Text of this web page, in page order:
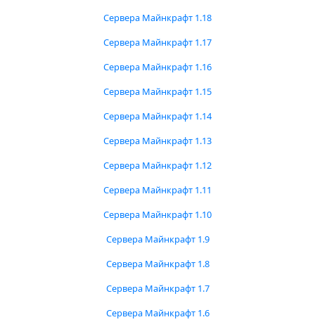
Сервера Майнкрафт 1.18
Сервера Майнкрафт 1.17
Сервера Майнкрафт 1.16
Сервера Майнкрафт 1.15
Сервера Майнкрафт 1.14
Сервера Майнкрафт 1.13
Сервера Майнкрафт 1.12
Сервера Майнкрафт 1.11
Сервера Майнкрафт 1.10
Сервера Майнкрафт 1.9
Сервера Майнкрафт 1.8
Сервера Майнкрафт 1.7
Сервера Майнкрафт 1.6